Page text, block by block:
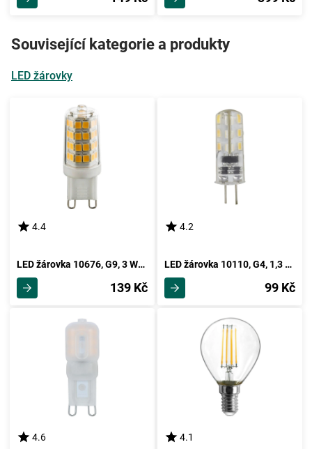
Související kategorie a produkty
LED žárovky
4.4
LED žárovka 10676, G9, 3 Watt
139 Kč
4.2
LED žárovka 10110, G4, 1,3 Watt
99 Kč
4.6 4.1